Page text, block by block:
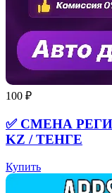
100 ₽
✅ СМЕНА
KZ / ТЕНГЕ
Купить